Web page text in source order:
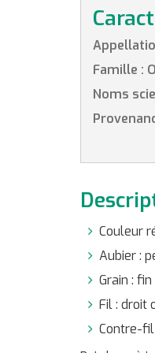
Famille :
Noms
Couleur
Aubier :
Grain : fin
Fil : droit
Contre-